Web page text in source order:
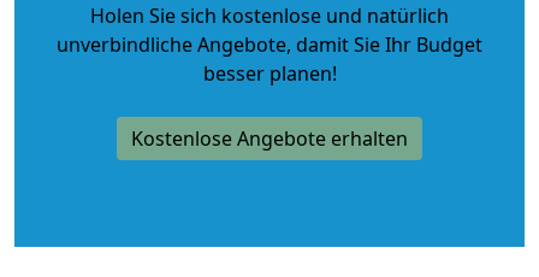
Holen Sie sich kostenlose und natürlich
unverbindliche Angebote, damit Sie Ihr Budget
besser planen!
Kostenlose Angebote erhalten